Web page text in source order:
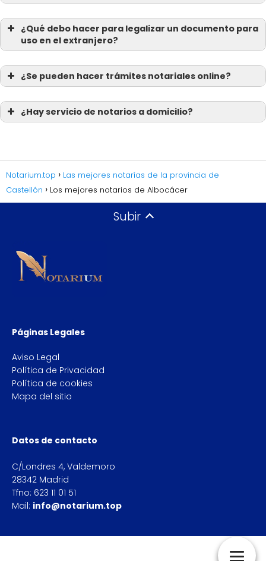
¿Qué debo hacer para legalizar un documento para
uso en el extranjero?
¿Se pueden hacer trámites notariales online?
¿Hay servicio de notarios a domicilio?
Notarium.top
Las mejores notarías de la provincia de
Castellón
Los mejores notarios de Albocácer
Subir
Páginas Legales
Aviso Legal
Política de Privacidad
Política de cookies
Mapa del sitio
Datos de contacto
C/Londres 4, Valdemoro
28342 Madrid
Tfno: 623 11 01 51
Mail: info@notarium.top